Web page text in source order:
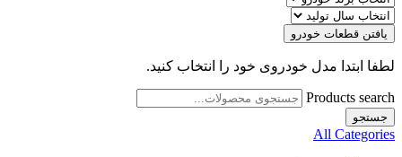
یافتن قطعات خودرو
لطفا ابتدا مدل خودروی خود را انتخاب کنید.
Products search
جستجو
All Categories